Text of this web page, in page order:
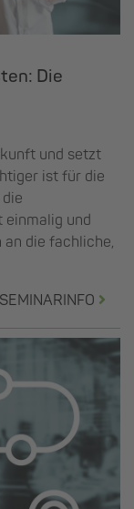
Die
und setzt
ist für die
einmalig und
die fachliche,
SEMINARINFO